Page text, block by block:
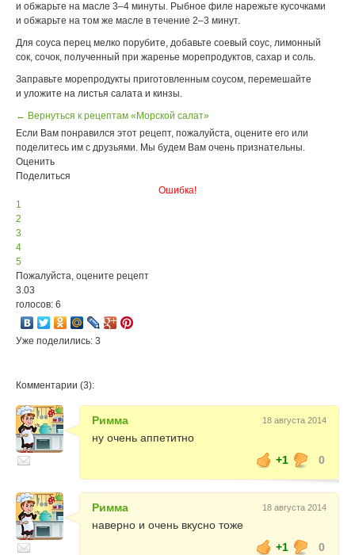
и обжарьте на масле 3–4 минуты. Рыбное филе нарежьте кусочками
и обжарьте на том же масле в течение 2–3 минут.
Для соуса перец мелко порубите, добавьте соевый соус, лимонный
сок, сочок, полученный при жаренье морепродуктов, сахар и соль.
Заправьте морепродукты приготовленным соусом, перемешайте
и уложите на листья салата и кинзы.
← Вернуться к рецептам «Морской салат»
Если Вам понравился этот рецепт, пожалуйста, оцените его или
поделитесь им с друзьями. Мы будем Вам очень признательны.
Оценить
Поделиться
Ошибка!
1
2
3
4
5
Пожалуйста, оцените рецепт
3.03
голосов: 6
Уже поделились: 3
Комментарии (3):
Римма 18 августа 2014
ну очень аппетитно
+1
0
Римма 18 августа 2014
наверно и очень вкусно тоже
+1
0